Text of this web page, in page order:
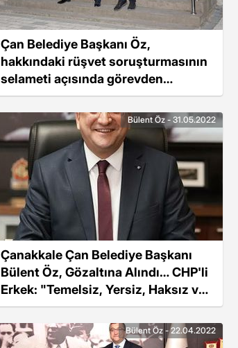
Çan Belediye Başkanı Öz,
hakkındaki rüşvet soruşturmasının
selameti açısında görevden
uzaklaştırıldı
Çanakkale Çan Belediye Başkanı
Bülent Öz, Gözaltına Alındı… CHP'li
Erkek: "Temelsiz, Yersiz, Haksız ve
Hukuksuz"Lent Öz Gözaltına Alındı
Bülent Öz - 31.05.2022
Bülent Öz - 22.04.2022